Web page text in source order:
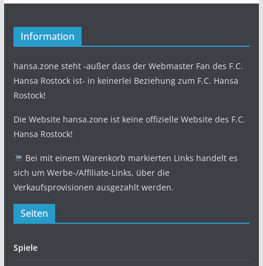
Information
hansa.zone steht -außer dass der Webmaster Fan des F.C.
Hansa Rostock ist- in keinerlei Beziehung zum F.C. Hansa
Rostock!
Die Website hansa.zone ist keine offizielle Website des F.C.
Hansa Rostock!
Bei mit einem Warenkorb markierten Links handelt es
sich um Werbe-/Affiliate-Links, über die
Verkaufsprovisionen ausgezahlt werden.
Seiten
Spiele